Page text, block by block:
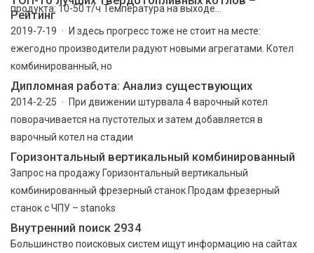
продукта: 10-50 т/ч Температура на выходе...
Рейтинг
2019-7-19 · И здесь прогресс тоже не стоит на месте:
ежегодно производители радуют новыми агрегатами. Котел
комбинированный, но
Дипломная работа: Анализ существующих
2014-2-25 · При движении штурвала 4 варочный котел
поворачивается на пустотелых и затем добавляется в
варочный котел на стадии
Горизонтальный вертикальный комбинированный
Запрос на продажу Горизонтальный вертикальный
комбинированный фрезерный станок Продам фрезерный
станок с ЧПУ – stanoks
Внутренний поиск 2934
Большинство поисковых систем ищут информацию на сайтах